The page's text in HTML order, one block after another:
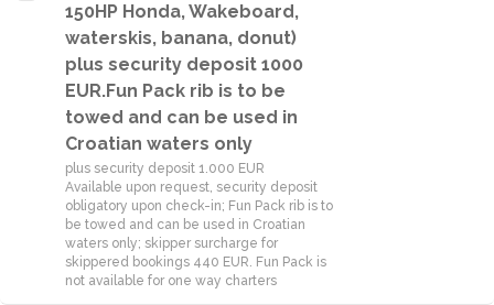
150HP Honda, Wakeboard,
waterskis, banana, donut)
plus security deposit 1000
EUR.Fun Pack rib is to be
towed and can be used in
Croatian waters only
plus security deposit 1.000 EUR
Available upon request, security deposit
obligatory upon check-in; Fun Pack rib is to
be towed and can be used in Croatian
waters only; skipper surcharge for
skippered bookings 440 EUR. Fun Pack is
not available for one way charters